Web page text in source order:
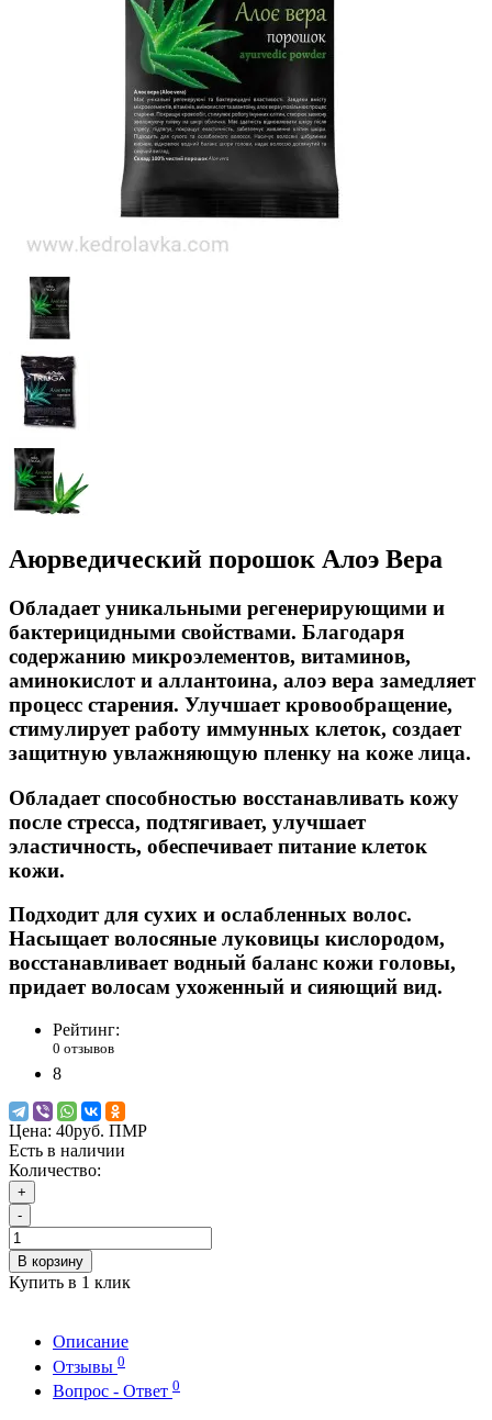
Аюрведический порошок Алоэ Вера
Обладает уникальными регенерирующими и
бактерицидными свойствами. Благодаря
содержанию микроэлементов, витаминов,
аминокислот и аллантоина, алоэ вера замедляет
процесс старения. Улучшает кровообращение,
стимулирует работу иммунных клеток, создает
защитную увлажняющую пленку на коже лица.
Обладает способностью восстанавливать кожу
после стресса, подтягивает, улучшает
эластичность, обеспечивает питание клеток
кожи.
Подходит для сухих и ослабленных волос.
Насыщает волосяные луковицы кислородом,
восстанавливает водный баланс кожи головы,
придает волосам ухоженный и сияющий вид.
Рейтинг:
0 отзывов
8
Цена: 40руб. ПМР
Есть в наличии
Количество:
+
-
В корзину
Купить в 1 клик
Описание
Отзывы 0
Вопрос - Ответ 0